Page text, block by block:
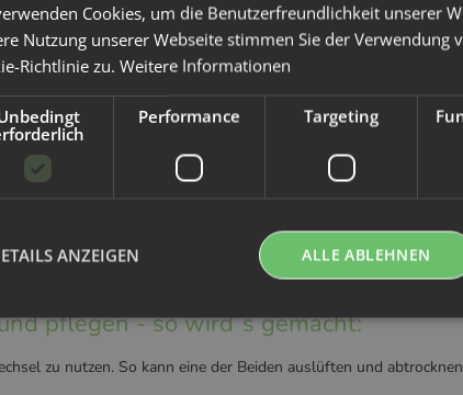
der Einlagen
werden
die beste Alternative zu den "Milova-Stoffwindeln", welche
wasserundurchlässigem PUL hergestellt und mit einigen
pflegen - so wird´s gemacht:
zu nutzen. So kann eine der Beiden auslüften und
Cookies, um die Benutzerfreundlichkeit unserer
Nutzung unserer Webseite stimmen Sie der Verwendung
Richtlinie zu. Weitere Informationen
Performance Targeting
ALLE ABLEHNEN
ANZEIGEN